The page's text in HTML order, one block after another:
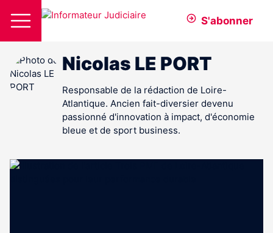
S'abonner
Nicolas LE PORT
Responsable de la rédaction de Loire-
Atlantique. Ancien fait-diversier devenu
passionné d'innovation à impact, d'économie
bleue et de sport business.